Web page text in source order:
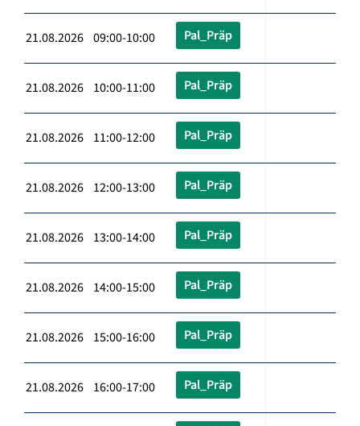
21.08.2026 09:00-10:00 Pal_Präp
21.08.2026 10:00-11:00 Pal_Präp
21.08.2026 11:00-12:00 Pal_Präp
21.08.2026 12:00-13:00 Pal_Präp
21.08.2026 13:00-14:00 Pal_Präp
21.08.2026 14:00-15:00 Pal_Präp
21.08.2026 15:00-16:00 Pal_Präp
21.08.2026 16:00-17:00 Pal_Präp